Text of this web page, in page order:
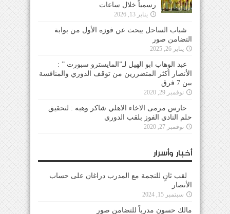
رسمياً خلال ساعات
يناير 13, 2026
شباب الساحل يبحث عن فوزه الأول من بوابة
التضامن صور
يناير 26, 2025
عبد الوهاب ابو الهيل لـ”المايسترو سبورت ” :
الأنصار أكثر المتضررين من توقف الدوري والمنافسة
بين 7 فرق
نوفمبر 29, 2020
حارس مرمى الاخاء الاهلي شاكر وهبه : لتحقيق
حلم النادي الفوز بلقب الدوري
نوفمبر 27, 2020
أخبار وأسرار
لقب ثانٍ للنجمة مع المدرب دراغان على حساب
الأنصار
سبتمبر 15, 2024
مالك حسون مدرباً للتضامن صور